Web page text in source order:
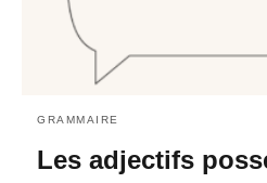
GRAMMAIRE
Les adjectifs